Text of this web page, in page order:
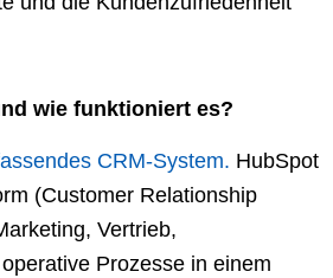
wie funktioniert es?
CRM-System. HubSpot
(Customer Relationship
Vertrieb,
Prozesse in einem